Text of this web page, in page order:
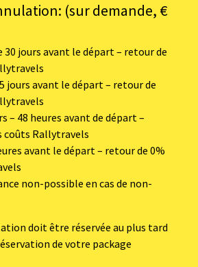
(sur demande, €
30 jours avant le départ – retour de
jours avant le départ – retour de
– 48 heures avant de départ –
coûts Rallytravels
avant le départ – retour de 0%
non-possible en cas de non-
doit être réservée au plus tard
de votre package